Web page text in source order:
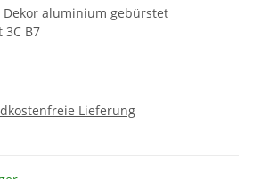
aluminium gebürstet
3C B7
Lieferung